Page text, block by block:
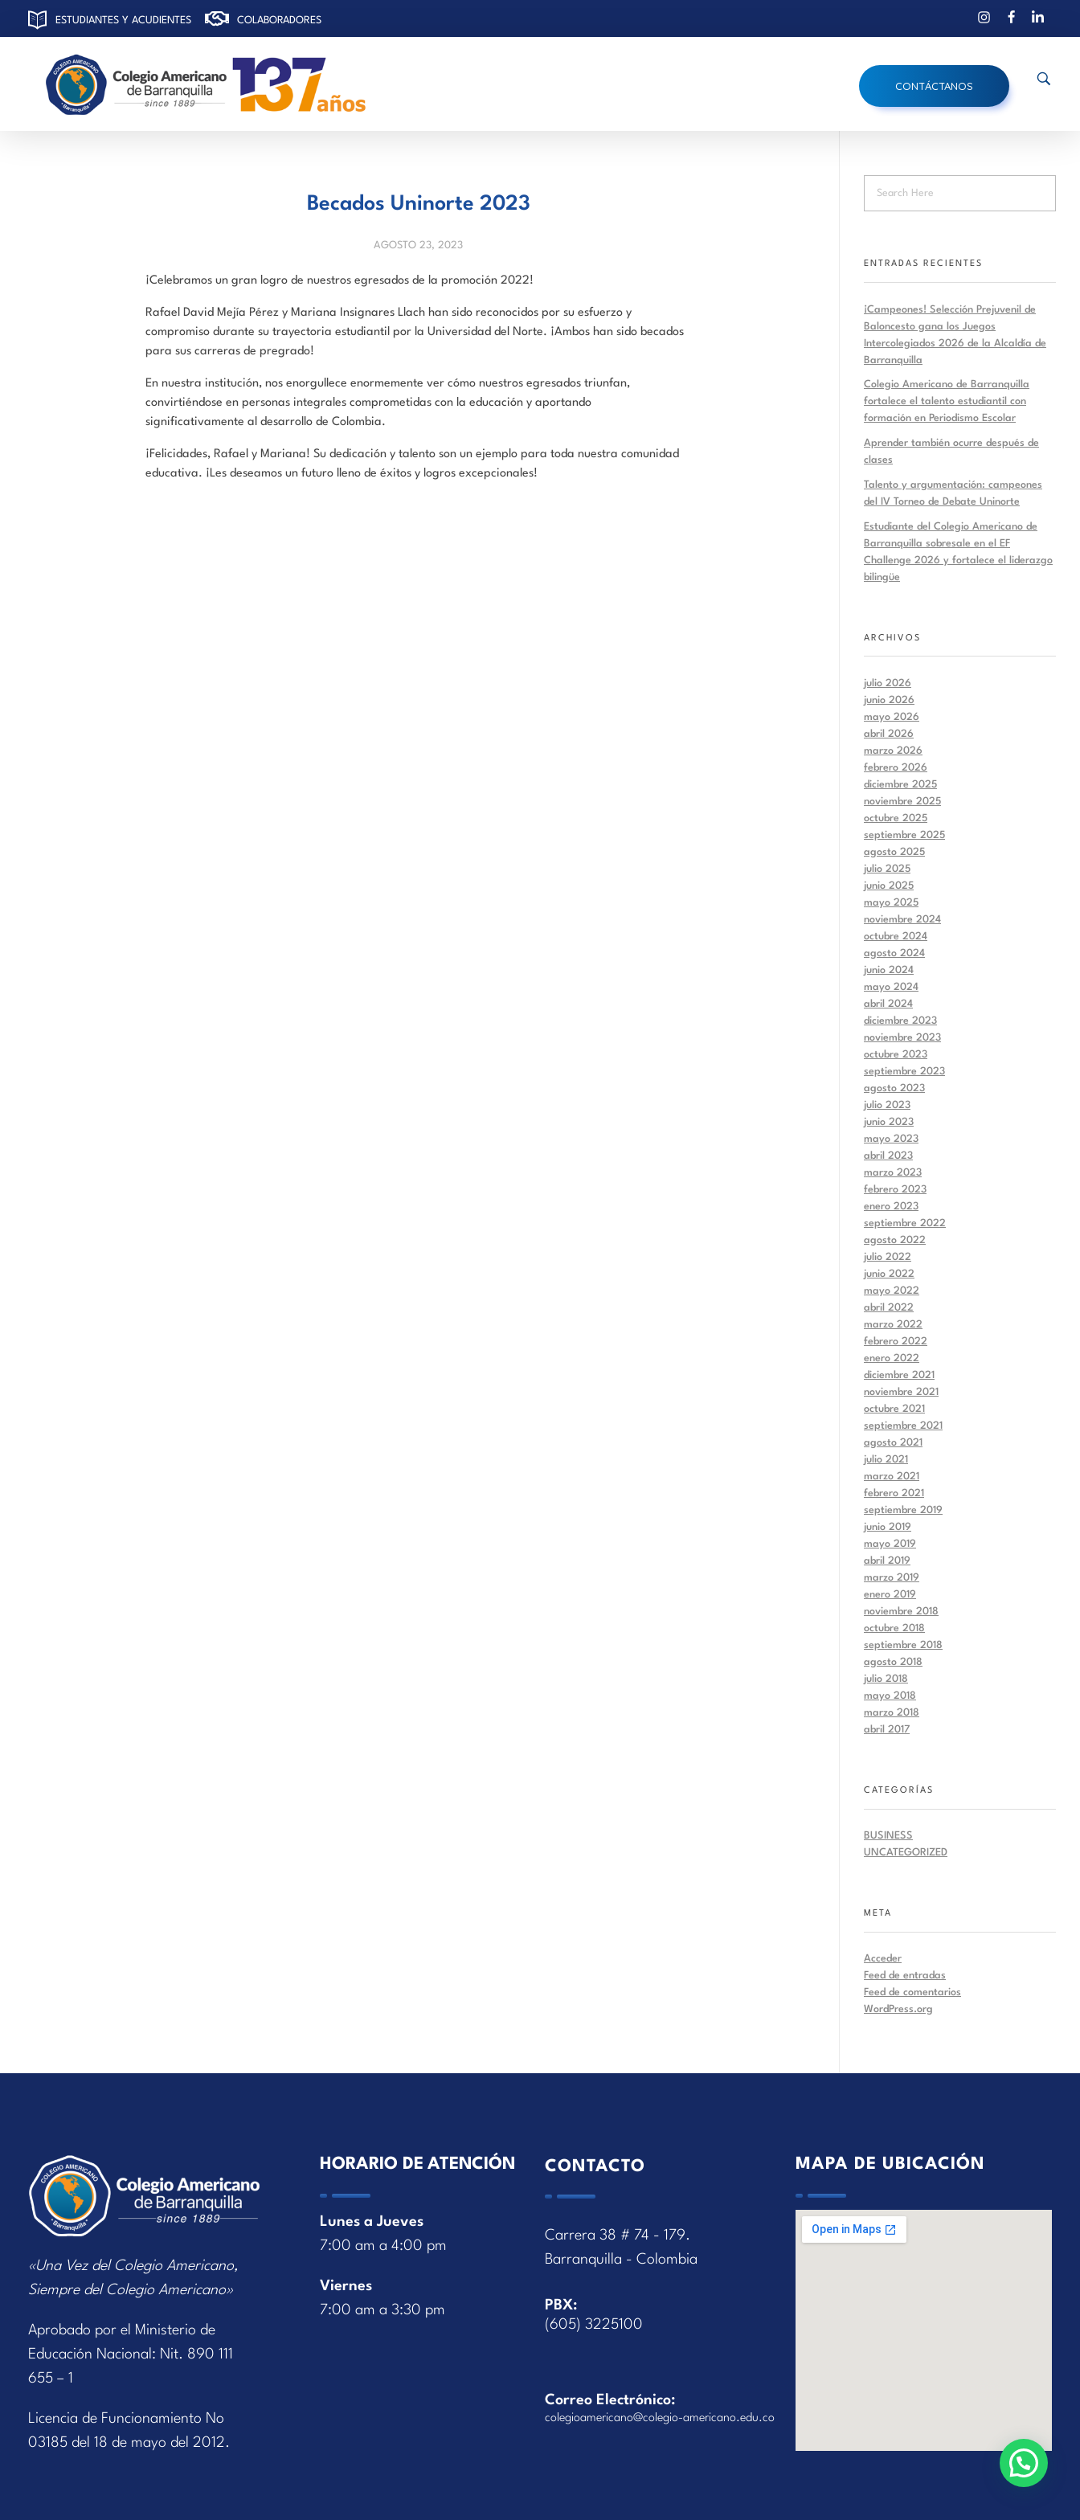
ESTUDIANTES Y ACUDIENTES COLABORADORES
CONTÁCTANOS
Becados Uninorte 2023
AGOSTO 23, 2023
¡Celebramos un gran logro de nuestros egresados de la promoción 2022!
Rafael David Mejía Pérez y Mariana Insignares Llach han sido reconocidos por su esfuerzo y
compromiso durante su trayectoria estudiantil por la Universidad del Norte. ¡Ambos han sido becados
para sus carreras de pregrado!
En nuestra institución, nos enorgullece enormemente ver cómo nuestros egresados triunfan,
convirtiéndose en personas integrales comprometidas con la educación y aportando
significativamente al desarrollo de Colombia.
¡Felicidades, Rafael y Mariana! Su dedicación y talento son un ejemplo para toda nuestra comunidad
educativa. ¡Les deseamos un futuro lleno de éxitos y logros excepcionales!
ENTRADAS RECIENTES
¡Campeones! Selección Prejuvenil de
Baloncesto gana los Juegos
Intercolegiados 2026 de la Alcaldía de
Barranquilla
Colegio Americano de Barranquilla
fortalece el talento estudiantil con
formación en Periodismo Escolar
Aprender también ocurre después de
clases
Talento y argumentación: campeones
del IV Torneo de Debate Uninorte
Estudiante del Colegio Americano de
Barranquilla sobresale en el EF
Challenge 2026 y fortalece el liderazgo
bilingüe
ARCHIVOS
julio 2026
junio 2026
mayo 2026
abril 2026
marzo 2026
febrero 2026
diciembre 2025
noviembre 2025
octubre 2025
septiembre 2025
agosto 2025
julio 2025
junio 2025
mayo 2025
noviembre 2024
octubre 2024
agosto 2024
junio 2024
mayo 2024
abril 2024
diciembre 2023
noviembre 2023
octubre 2023
septiembre 2023
agosto 2023
julio 2023
junio 2023
mayo 2023
abril 2023
marzo 2023
febrero 2023
enero 2023
septiembre 2022
agosto 2022
julio 2022
junio 2022
mayo 2022
abril 2022
marzo 2022
febrero 2022
enero 2022
diciembre 2021
noviembre 2021
octubre 2021
septiembre 2021
agosto 2021
julio 2021
marzo 2021
febrero 2021
septiembre 2019
junio 2019
mayo 2019
abril 2019
marzo 2019
enero 2019
noviembre 2018
octubre 2018
septiembre 2018
agosto 2018
julio 2018
mayo 2018
marzo 2018
abril 2017
CATEGORÍAS
BUSINESS
UNCATEGORIZED
META
Acceder
Feed de entradas
Feed de comentarios
WordPress.org
«Una Vez del Colegio Americano,
Siempre del Colegio Americano»
Aprobado por el Ministerio de
Educación Nacional: Nit. 890 111
655 – 1
Licencia de Funcionamiento No
03185 del 18 de mayo del 2012.
HORARIO DE ATENCIÓN
Lunes a Jueves
7:00 am a 4:00 pm
Viernes
7:00 am a 3:30 pm
CONTACTO
Carrera 38 # 74 - 179.
Barranquilla - Colombia
PBX:
(605) 3225100
Correo Electrónico:
colegioamericano@colegio-americano.edu.co
MAPA DE UBICACIÓN